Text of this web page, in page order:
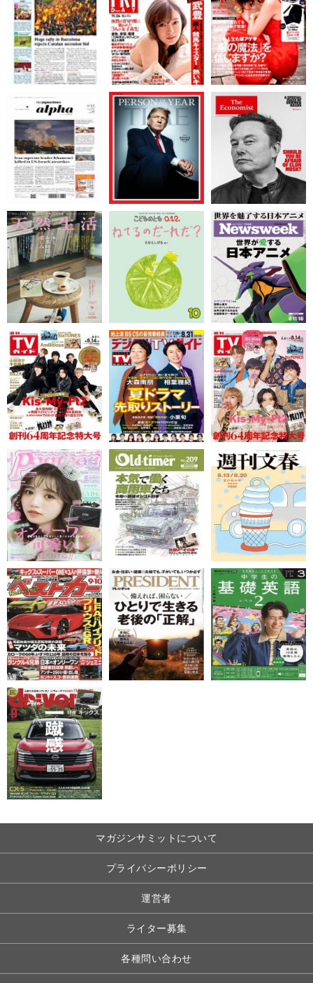
マガジンサミットについて
プライバシーポリシー
運営者
ライター募集
各種問い合わせ